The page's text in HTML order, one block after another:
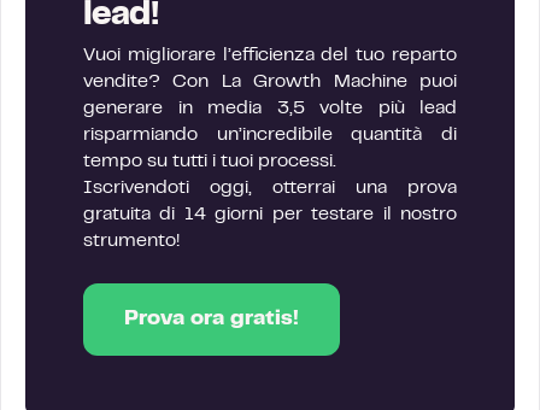
lead!
Vuoi migliorare l’efficienza del tuo reparto
vendite? Con La Growth Machine puoi
generare in media 3,5 volte più lead
risparmiando un’incredibile quantità di
tempo su tutti i tuoi processi.
Iscrivendoti oggi, otterrai una prova
gratuita di 14 giorni per testare il nostro
strumento!
Prova ora gratis!